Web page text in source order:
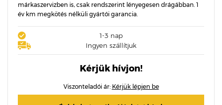
márkaszervizben is, csak rendszerint lényegesen drágábban. 1
év km megkötés nélküli gyártói garancia.
1-3 nap
Ingyen szállítjuk
Kérjük hívjon!
Viszonteladói ár: Kérjük lépjen be